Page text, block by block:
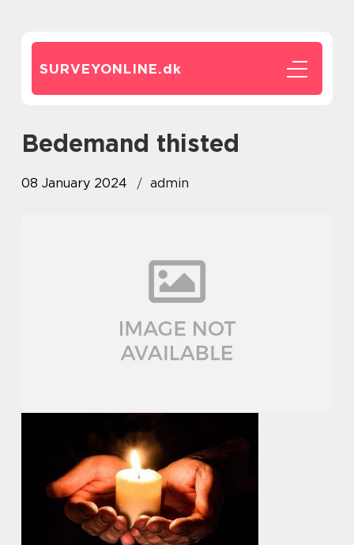
SURVEYONLINE.dk
bedemand thisted
08 January 2024 admin